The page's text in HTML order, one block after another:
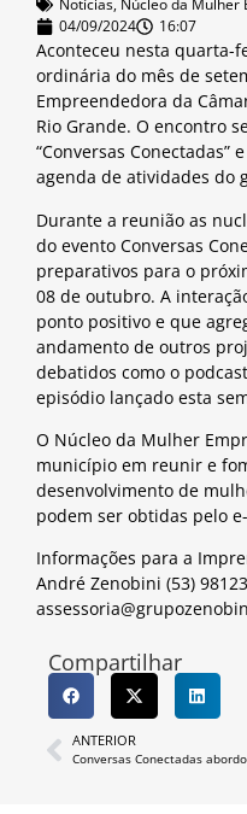
Notícias, Núcleo da Mulher
04/09/2024
16:07
Aconteceu nesta quarta-
ordinária do mês de
Empreendedora da
Rio Grande. O encontro
“Conversas
agenda de atividades do
Durante a reunião as
do evento Conversas
preparativos para o
08 de outubro. A
ponto positivo e que
andamento de outros
debatidos como o
episódio lançado esta
O Núcleo da Mulher
município em reunir e
desenvolvimento de
podem ser obtidas pelo
Informações para a
André Zenobini (53)
Compartilhar
ANTERIOR